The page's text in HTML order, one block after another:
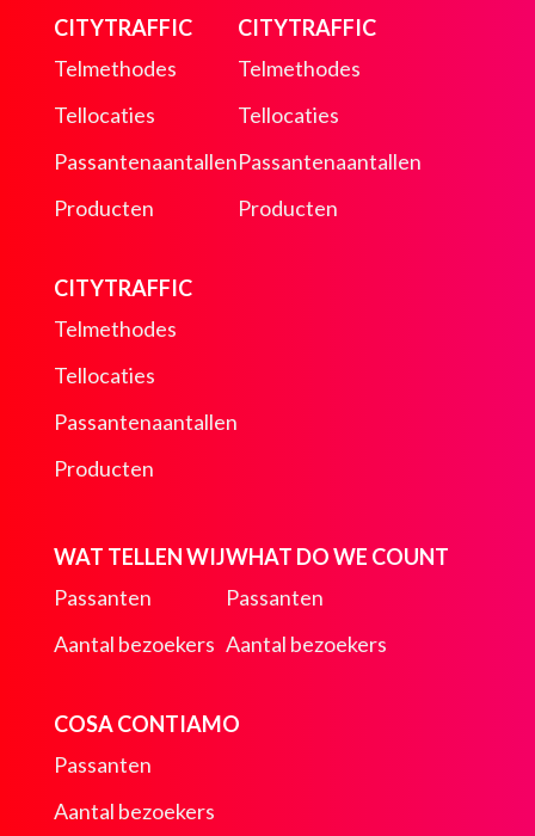
CITYTRAFFIC
Telmethodes
Tellocaties
Passantenaantallen
Producten
CITYTRAFFIC
Telmethodes
Tellocaties
Passantenaantallen
Producten
CITYTRAFFIC
Telmethodes
Tellocaties
Passantenaantallen
Producten
WAT TELLEN WIJ
Passanten
Aantal bezoekers
WHAT DO WE COUNT
Passanten
Aantal bezoekers
COSA CONTIAMO
Passanten
Aantal bezoekers